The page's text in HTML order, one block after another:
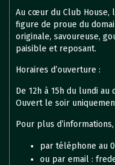
Au cœur du Club House,
figure de proue du
originale, savoureuse,
paisible et reposant.
Horaires d’ouverture :
De 12h à 15h du lundi au
Ouvert le soir
Pour plus
par téléphone au
ou par email :